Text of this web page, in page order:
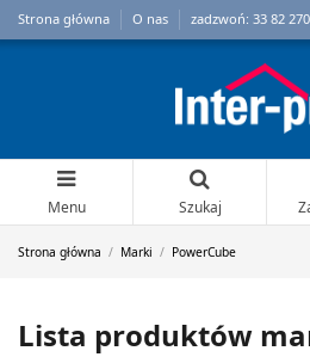
Strona główna O nas zadzwoń: 33 82
Menu Szukaj
Strona główna Marki PowerCube
Lista produktów